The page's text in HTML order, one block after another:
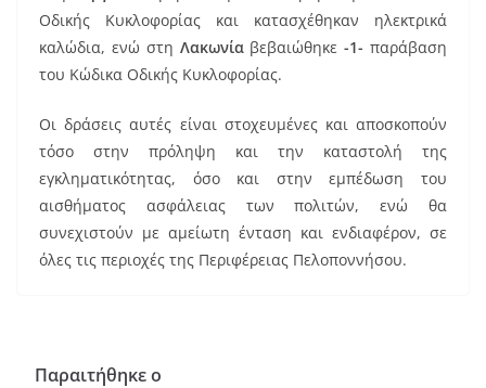
Οδικής Κυκλοφορίας και κατασχέθηκαν ηλεκτρικά
καλώδια, ενώ στη Λακωνία βεβαιώθηκε-1-παράβαση
του Κώδικα Οδικής Κυκλοφορίας.
Οι δράσεις αυτές είναι στοχευμένες και αποσκοπούν
τόσο στην πρόληψη και την καταστολή της
εγκληματικότητας, όσο και στην εμπέδωση του
αισθήματος ασφάλειας των πολιτών, ενώ θα
συνεχιστούν με αμείωτη ένταση και ενδιαφέρον, σε
όλες τις περιοχές της Περιφέρειας Πελοποννήσου.
Παραιτήθηκε ο